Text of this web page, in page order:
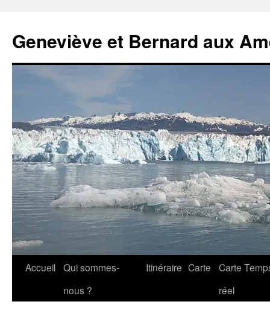
Geneviève et Bernard aux
Aller
Accueil Qui sommes-
nous ?
Itinéraire Carte
Carte
réel